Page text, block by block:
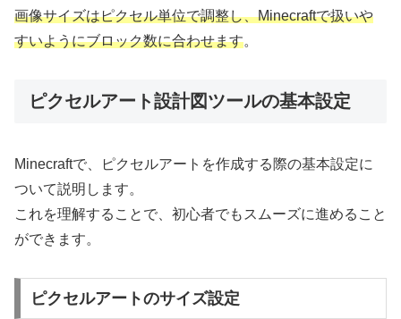
画像サイズはピクセル単位で調整し、Minecraftで扱いや
すいようにブロック数に合わせます。
ピクセルアート設計図ツールの基本設定
Minecraftで、ピクセルアートを作成する際の基本設定に
ついて説明します。
これを理解することで、初心者でもスムーズに進めること
ができます。
ピクセルアートのサイズ設定